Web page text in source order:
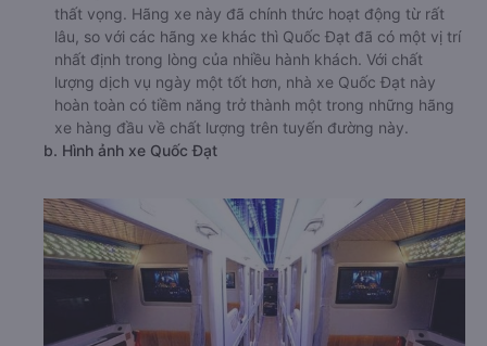
thất vọng. Hãng xe này đã chính thức hoạt động từ rất
lâu, so với các hãng xe khác thì Quốc Đạt đã có một vị trí
nhất định trong lòng của nhiều hành khách. Với chất
lượng dịch vụ ngày một tốt hơn, nhà xe Quốc Đạt này
hoàn toàn có tiềm năng trở thành một trong những hãng
xe hàng đầu về chất lượng trên tuyến đường này.
b. Hình ảnh xe Quốc Đạt